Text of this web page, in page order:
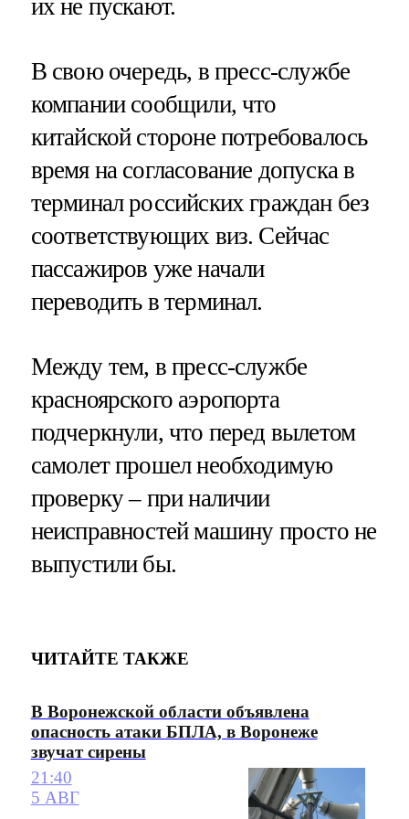
их не пускают.
В свою очередь, в пресс-службе
компании сообщили, что
китайской стороне потребовалось
время на согласование допуска в
терминал российских граждан без
соответствующих виз. Сейчас
пассажиров уже начали
переводить в терминал.
Между тем, в пресс-службе
красноярского аэропорта
подчеркнули, что перед вылетом
самолет прошел необходимую
проверку – при наличии
неисправностей машину просто не
выпустили бы.
ЧИТАЙТЕ ТАКЖЕ
В Воронежской области объявлена
опасность атаки БПЛА, в Воронеже
звучат сирены
21:40
5 АВГ